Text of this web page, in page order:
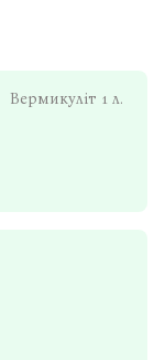
Вермикуліт 1 л.